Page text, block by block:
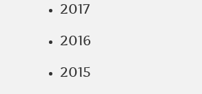
2017
2016
2015